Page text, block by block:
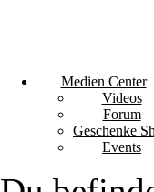
Medien Center
Videos
Forum
Geschenke
Events